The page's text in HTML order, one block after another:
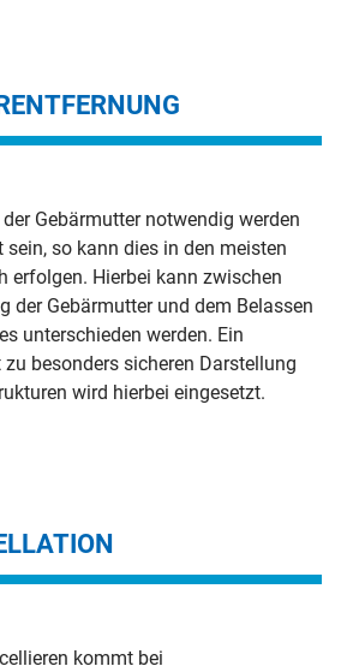
Gebärmutter notwendig werden
so kann dies in den meisten
erfolgen. Hierbei kann zwischen
der Gebärmutter und dem Belassen
unterschieden werden. Ein
besonders sicheren Darstellung
wird hierbei eingesetzt.
kommt bei